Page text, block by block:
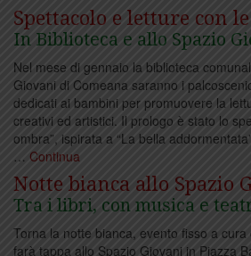
18 Dic
Vino e
Carmignano alla
Deputati
16 Dic
Passaggio
premio per il
16 Dic
Carmignano
per le feste
Spettacolo e letture con
In Biblioteca e allo Spazio
Nel mese di gennaio la biblioteca
Giovani di Comeana saranno i
dedicati ai bambini per promuovere la
creativi ed artistici. Il prologo è stato lo
ombra”, ispirata a “La bella
… Continua
Notte bianca allo Spazio
Tra i libri, con musica e
Torna la notte bianca, evento fisso a cura
farà tappa allo Spazio Giovani in Piazza